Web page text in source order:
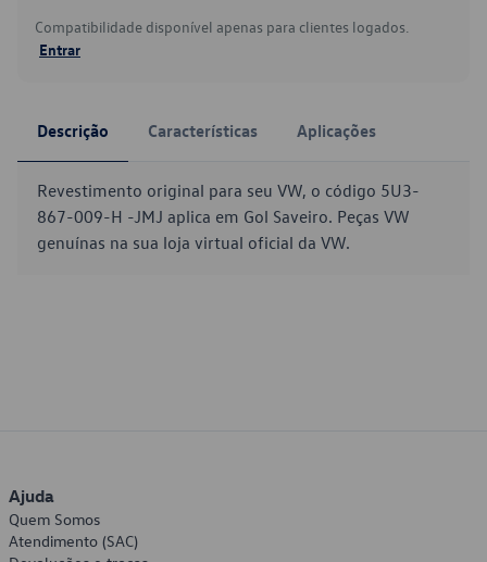
Compatibilidade disponível apenas para clientes logados.
Entrar
Descrição Características Aplicações
Revestimento original para seu VW, o código 5U3-
867-009-H -JMJ aplica em Gol Saveiro. Peças VW
genuínas na sua loja virtual oficial da VW.
Ajuda
Quem Somos
Atendimento (SAC)